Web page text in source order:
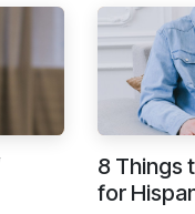
8 Things
for